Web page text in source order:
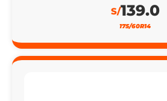
S/139.0
175/60R14